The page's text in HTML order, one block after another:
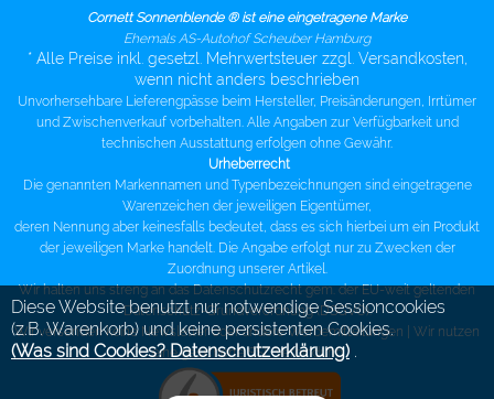
Diese Website benutzt nur notwendige Sessioncookies
(z.B. Warenkorb) und keine persistenten Cookies.
(Was sind Cookies? Datenschutzerklärung) .
Cornett Sonnenblende ® ist eine eingetragene Marke
Ehemals AS-Autohof Scheuber Hamburg
* Alle Preise inkl. gesetzl. Mehrwertsteuer zzgl. Versandkosten,
wenn nicht anders beschrieben
Unvorhersehbare Lieferengpässe beim Hersteller, Preisänderungen, Irrtümer
und Zwischenverkauf vorbehalten. Alle Angaben zur Verfügbarkeit und
technischen Ausstattung erfolgen ohne Gewähr.
Urheberrecht
Die genannten Markennamen und Typenbezeichnungen sind eingetragene
Warenzeichen der jeweiligen Eigentümer,
deren Nennung aber keinesfalls bedeutet, dass es sich hierbei um ein Produkt
der jeweiligen Marke handelt. Die Angabe erfolgt nur zu Zwecken der
Zuordnung unserer Artikel.
Wir halten uns streng an das Datenschutzrecht gem. der EU-weit geltenden
Datenschutz-Grundverordnung (DSGVO).
Wir versenden keine Newsletter oder andere Werbemitteilungen | Wir nutzen
eine gesicherte SSL Verbindung